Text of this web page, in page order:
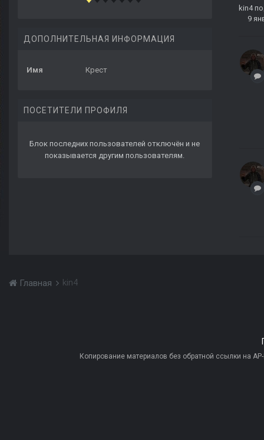
ДОПОЛНИТЕЛЬНАЯ ИНФОРМАЦИЯ
Имя Крест
ПОСЕТИТЕЛИ ПРОФИЛЯ
Блок последних пользователей отключён и не
показывается другим пользователям.
kin4
9
Главная kin4
Копирование материалов без обратной ссылки на